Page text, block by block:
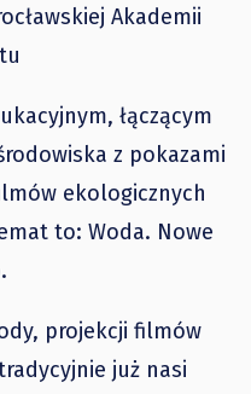
Akademii
łączącym
z pokazami
ekologicznych
to: Woda. Nowe
projekcji filmów
już nasi